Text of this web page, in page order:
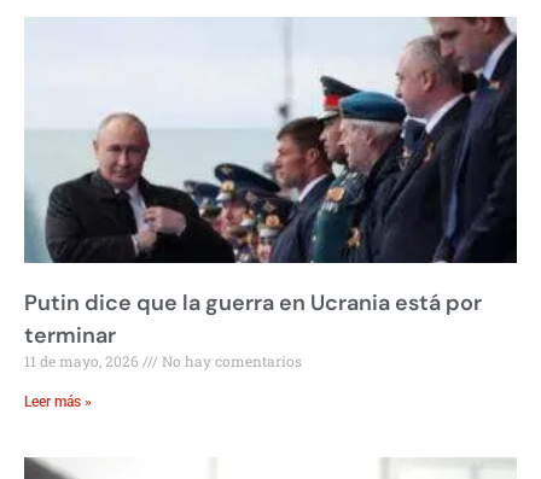
Putin dice que la guerra en Ucrania está por
terminar
11 de mayo, 2026 No hay comentarios
Leer más »